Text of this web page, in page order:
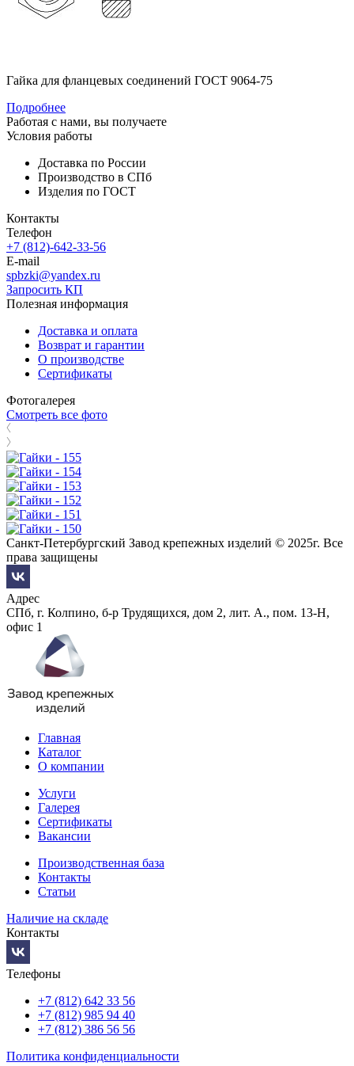
Гайка для фланцевых соединений ГОСТ 9064-75
Подробнее
Работая с нами, вы получаете
Условия работы
Доставка по России
Производство в СПб
Изделия по ГОСТ
Контакты
Телефон
+7 (812)-642-33-56
E-mail
spbzki@yandex.ru
Запросить КП
Полезная информация
Доставка и оплата
Возврат и гарантии
О производстве
Сертификаты
Фотогалерея
Смотреть все фото
Санкт-Петербургский Завод крепежных изделий © 2025г. Все
права защищены
Адрес
СПб, г. Колпино, б-р Трудящихся, дом 2, лит. А., пом. 13-Н,
офис 1
Главная
Каталог
О компании
Услуги
Галерея
Сертификаты
Вакансии
Производственная база
Контакты
Статьи
Наличие на складе
Контакты
Телефоны
+7 (812) 642 33 56
+7 (812) 985 94 40
+7 (812) 386 56 56
Политика конфиденциальности